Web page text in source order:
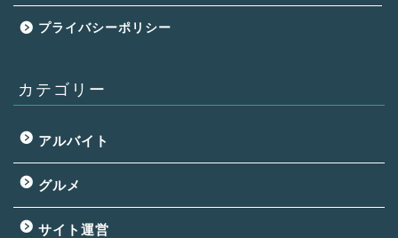
プライバシーポリシー
カテゴリー
アルバイト
グルメ
サイト運営